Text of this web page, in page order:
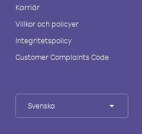
Karriär
Villkor och policyer
Integritetspolicy
Customer Complaints Code
Svenska